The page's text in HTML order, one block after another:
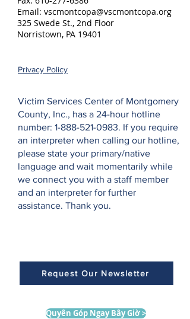
Email: vscmontcopa@vscmontcopa.org
325 Swede St., 2nd Floor
Norristown, PA 19401
Privacy Policy
Victim Services Center of Montgomery
County, Inc., has a 24-hour hotline
number: 1-888-521-0983. If you require
an interpreter when calling our hotline,
please state your primary/native
language and wait momentarily while
we connect you with a staff member
and an interpreter for further
assistance. Thank you.
Request Our Newsletter
Quyên Góp Ngay Bây Giờ >